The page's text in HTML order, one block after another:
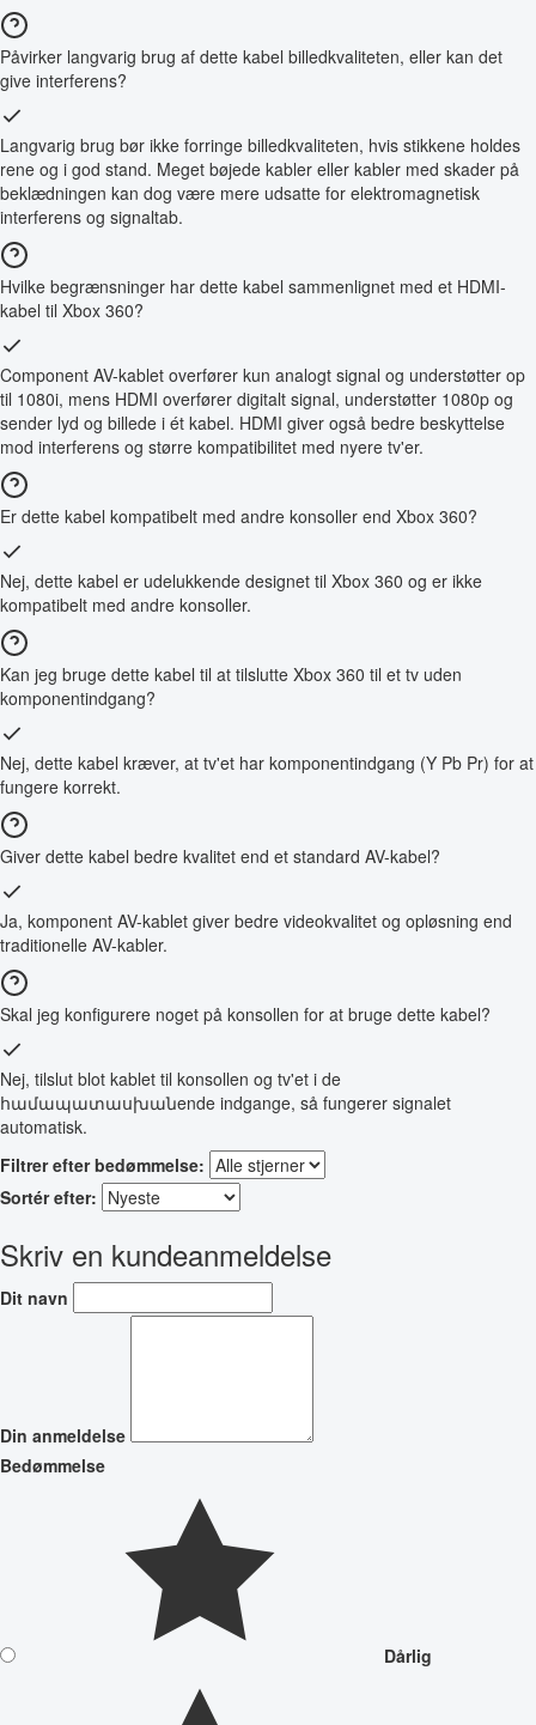
Påvirker langvarig brug af dette kabel billedkvaliteten, eller kan det
give interferens?
Langvarig brug bør ikke forringe billedkvaliteten, hvis stikkene holdes
rene og i god stand. Meget bøjede kabler eller kabler med skader på
beklædningen kan dog være mere udsatte for elektromagnetisk
interferens og signaltab.
Hvilke begrænsninger har dette kabel sammenlignet med et HDMI-
kabel til Xbox 360?
Component AV-kablet overfører kun analogt signal og understøtter op
til 1080i, mens HDMI overfører digitalt signal, understøtter 1080p og
sender lyd og billede i ét kabel. HDMI giver også bedre beskyttelse
mod interferens og større kompatibilitet med nyere tv'er.
Er dette kabel kompatibelt med andre konsoller end Xbox 360?
Nej, dette kabel er udelukkende designet til Xbox 360 og er ikke
kompatibelt med andre konsoller.
Kan jeg bruge dette kabel til at tilslutte Xbox 360 til et tv uden
komponentindgang?
Nej, dette kabel kræver, at tv'et har komponentindgang (Y Pb Pr) for at
fungere korrekt.
Giver dette kabel bedre kvalitet end et standard AV-kabel?
Ja, komponent AV-kablet giver bedre videokvalitet og opløsning end
traditionelle AV-kabler.
Skal jeg konfigurere noget på konsollen for at bruge dette kabel?
Nej, tilslut blot kablet til konsollen og tv'et i de
համապատասխանende indgange, så fungerer signalet
automatisk.
Filtrer efter bedømmelse:
Sortér efter:
Skriv en kundeanmeldelse
Dit navn
Din anmeldelse
Bedømmelse
Dårlig